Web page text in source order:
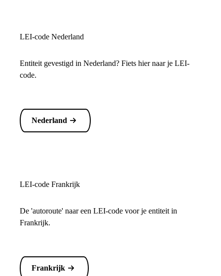
LEI-code Nederland
Entiteit gevestigd in Nederland? Fiets hier naar je LEI-
code.
Nederland
LEI-code Frankrijk
De 'autoroute' naar een LEI-code voor je entiteit in
Frankrijk.
Frankrijk